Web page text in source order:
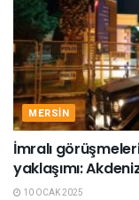
MERSIN
İmralı
yaklaşımı:
10 OCAK 2025